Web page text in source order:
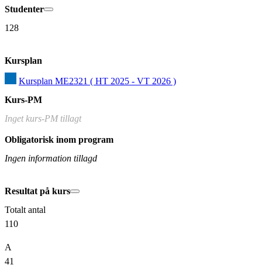
Studenter
128
Kursplan
Kursplan ME2321 ( HT 2025 - VT 2026 )
Kurs-PM
Inget kurs-PM tillagt
Obligatorisk inom program
Ingen information tillagd
Resultat på kurs
Totalt antal
110
A
41